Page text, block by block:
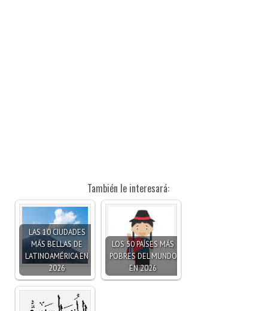
También le interesará:
LAS 10 CIUDADES
MÁS BELLAS DE
LATINOAMÉRICA EN
2026
LOS 50 PAÍSES MÁS
POBRES DEL MUNDO
EN 2026